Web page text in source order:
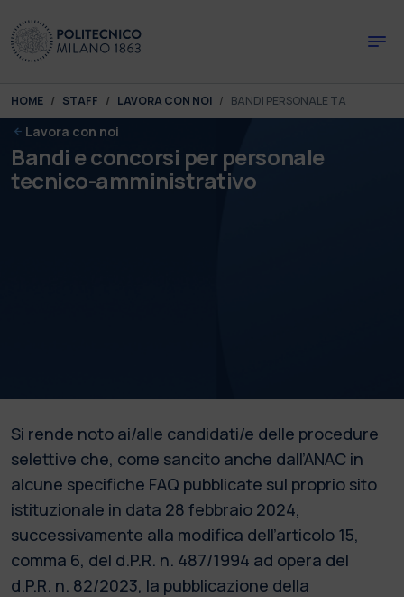
You are here:
HOME STAFF LAVORA CON NOI BANDI PERSONALE TA
Lavora con noi
Bandi e concorsi per personale
tecnico-amministrativo
Si rende noto ai/alle candidati/e delle procedure
selettive che, come sancito anche dall’ANAC in
alcune specifiche FAQ pubblicate sul proprio sito
istituzionale in data 28 febbraio 2024,
successivamente alla modifica dell’articolo 15,
comma 6, del d.P.R. n. 487/1994 ad opera del
d.P.R. n. 82/2023, la pubblicazione della